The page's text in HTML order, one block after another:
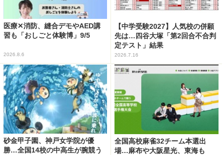
医療✕消防、縫合デモやAED講
習も「おしごと体験博」9/5
2026.8.6
【中学受験2027】人気校の併願
先は…四谷大塚「第2回合不合判
定テスト」結果
2026.7.16
砂金甲子園、神戸女学院が優
勝…全国14校の中高生が腕競う
全国高校麻雀32チーム本選出
場…麻布や大阪星光、東海も